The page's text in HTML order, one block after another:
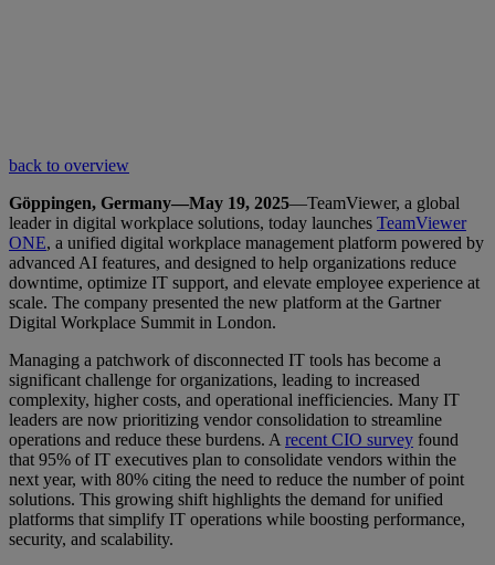
back to overview
Göppingen, Germany—May 19, 2025—TeamViewer, a global
leader in digital workplace solutions, today launches TeamViewer
ONE, a unified digital workplace management platform powered by
advanced AI features, and designed to help organizations reduce
downtime, optimize IT support, and elevate employee experience at
scale. The company presented the new platform at the Gartner
Digital Workplace Summit in London.
Managing a patchwork of disconnected IT tools has become a
significant challenge for organizations, leading to increased
complexity, higher costs, and operational inefficiencies. Many IT
leaders are now prioritizing vendor consolidation to streamline
operations and reduce these burdens. A recent CIO survey found
that 95% of IT executives plan to consolidate vendors within the
next year, with 80% citing the need to reduce the number of point
solutions. This growing shift highlights the demand for unified
platforms that simplify IT operations while boosting performance,
security, and scalability.